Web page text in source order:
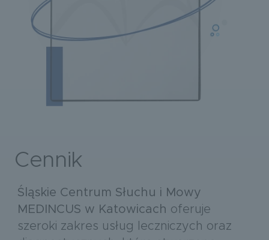
Cennik
Śląskie Centrum Słuchu i Mowy
MEDINCUS w Katowicach oferuje
szeroki zakres usług leczniczych oraz